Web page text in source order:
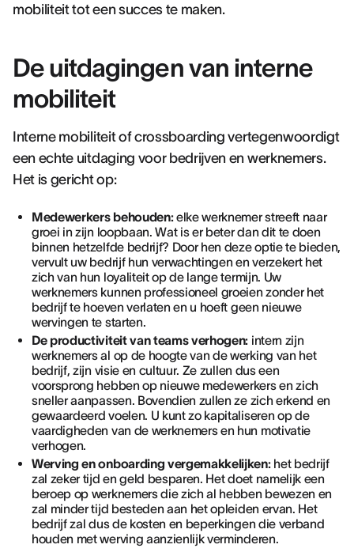
mobiliteit tot een succes te maken.
De uitdagingen van interne
mobiliteit
Interne mobiliteit of crossboarding vertegenwoordigt
een echte uitdaging voor bedrijven en werknemers.
Het is gericht op:
Medewerkers behouden:elke werknemer streeft naar
groei in zijn loopbaan. Wat is er beter dan dit te doen
binnen hetzelfde bedrijf? Door hen deze optie te bieden,
vervult uw bedrijf hun verwachtingen en verzekert het
zich van hun loyaliteit op de lange termijn. Uw
werknemers kunnen professioneel groeien zonder het
bedrijf te hoeven verlaten en u hoeft geen nieuwe
wervingen te starten.
De productiviteit van teams verhogen: intern zijn
werknemers al op de hoogte van de werking van het
bedrijf, zijn visie en cultuur. Ze zullen dus een
voorsprong hebben op nieuwe medewerkers en zich
sneller aanpassen. Bovendien zullen ze zich erkend en
gewaardeerd voelen. U kunt zo kapitaliseren op de
vaardigheden van de werknemers en hun motivatie
verhogen.
Werving en onboarding vergemakkelijken:het bedrijf
zal zeker tijd en geld besparen. Het doet namelijk een
beroep op werknemers die zich al hebben bewezen en
zal minder tijd besteden aan het opleiden ervan. Het
bedrijf zal dus de kosten en beperkingen die verband
houden met werving aanzienlijk verminderen.